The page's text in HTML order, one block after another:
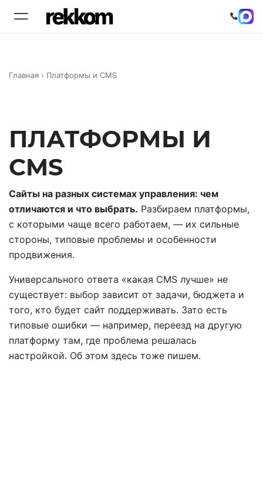
Главная › Платформы и CMS
ПЛАТФОРМЫ И
CMS
Сайты на разных системах управления: чем
отличаются и что выбрать. Разбираем платформы,
с которыми чаще всего работаем, — их сильные
стороны, типовые проблемы и особенности
продвижения.
Универсального ответа «какая CMS лучше» не
существует: выбор зависит от задачи, бюджета и
того, кто будет сайт поддерживать. Зато есть
типовые ошибки — например, переезд на другую
платформу там, где проблема решалась
настройкой. Об этом здесь тоже пишем.